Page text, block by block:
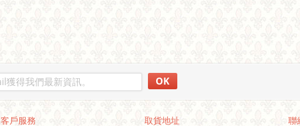
OK
客戶服務 取貨地址 聯